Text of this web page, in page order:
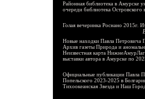
Районная библиотека в Амурске
очереди библиотека Островского
Голая вечеринка Роснано 2015г.
Новые находки Павла Петровича
Архив газеты Природа и
Неизвестная карта
выставки автора в Амурске по
Официальные публикации Павла
Попельского 2023-2025 в
Тихоокеанская Звезда и Наш